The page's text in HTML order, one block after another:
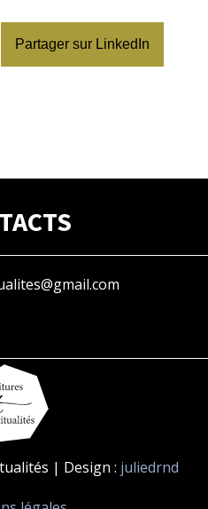
Partager sur LinkedIn
| Design : juliedrnd